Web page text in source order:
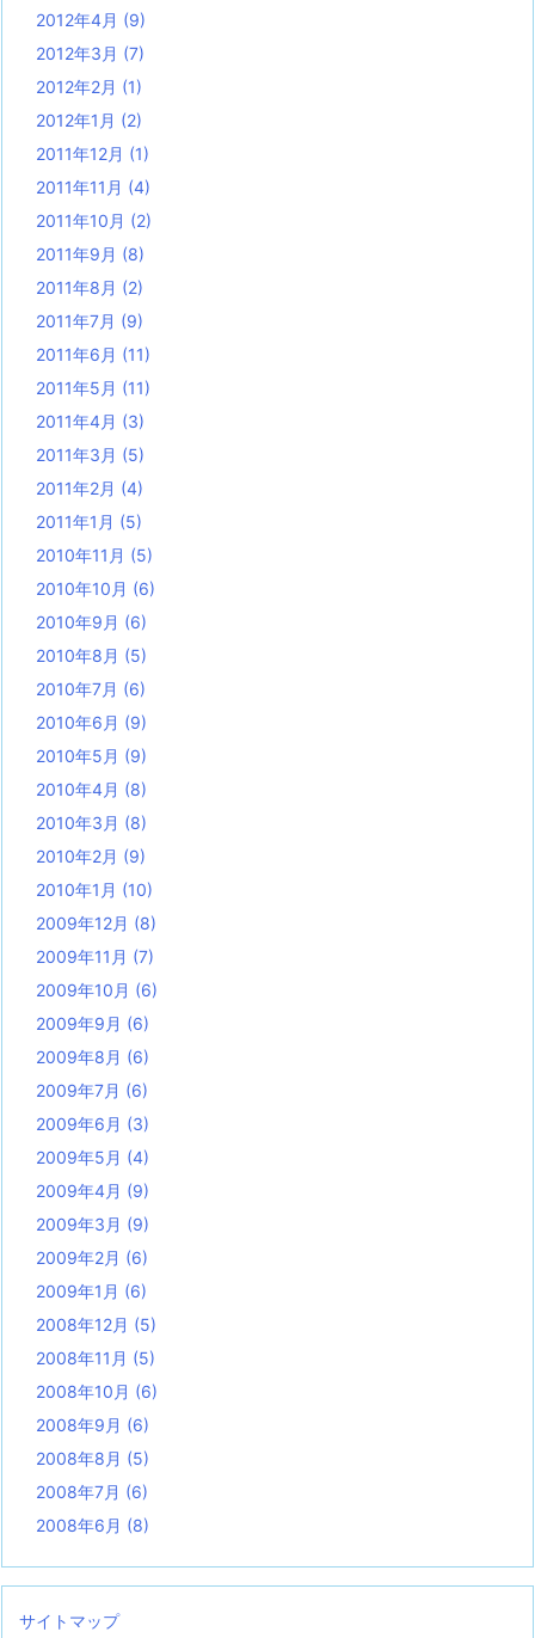
2012年4月 (9)
2012年3月 (7)
2012年2月 (1)
2012年1月 (2)
2011年12月 (1)
2011年11月 (4)
2011年10月 (2)
2011年9月 (8)
2011年8月 (2)
2011年7月 (9)
2011年6月 (11)
2011年5月 (11)
2011年4月 (3)
2011年3月 (5)
2011年2月 (4)
2011年1月 (5)
2010年11月 (5)
2010年10月 (6)
2010年9月 (6)
2010年8月 (5)
2010年7月 (6)
2010年6月 (9)
2010年5月 (9)
2010年4月 (8)
2010年3月 (8)
2010年2月 (9)
2010年1月 (10)
2009年12月 (8)
2009年11月 (7)
2009年10月 (6)
2009年9月 (6)
2009年8月 (6)
2009年7月 (6)
2009年6月 (3)
2009年5月 (4)
2009年4月 (9)
2009年3月 (9)
2009年2月 (6)
2009年1月 (6)
2008年12月 (5)
2008年11月 (5)
2008年10月 (6)
2008年9月 (6)
2008年8月 (5)
2008年7月 (6)
2008年6月 (8)
サイトマップ